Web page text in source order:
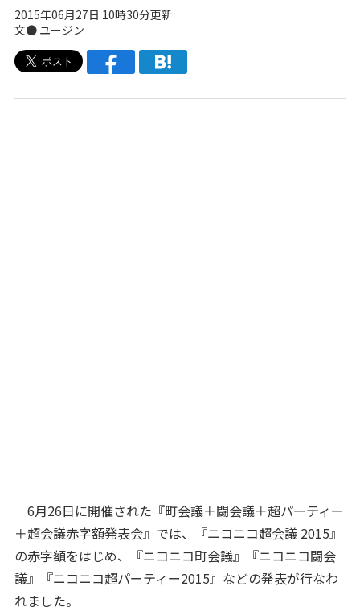
2015年06月27日 10時30分更新
文● ユージン
6月26日に開催された『町会議＋闘会議＋超パーティー
＋超会議赤字額発表会』では、『ニコニコ超会議 2015』
の赤字額をはじめ、『ニコニコ町会議』『ニコニコ闘会
議』『ニコニコ超パーティー2015』などの発表が行なわ
れました。